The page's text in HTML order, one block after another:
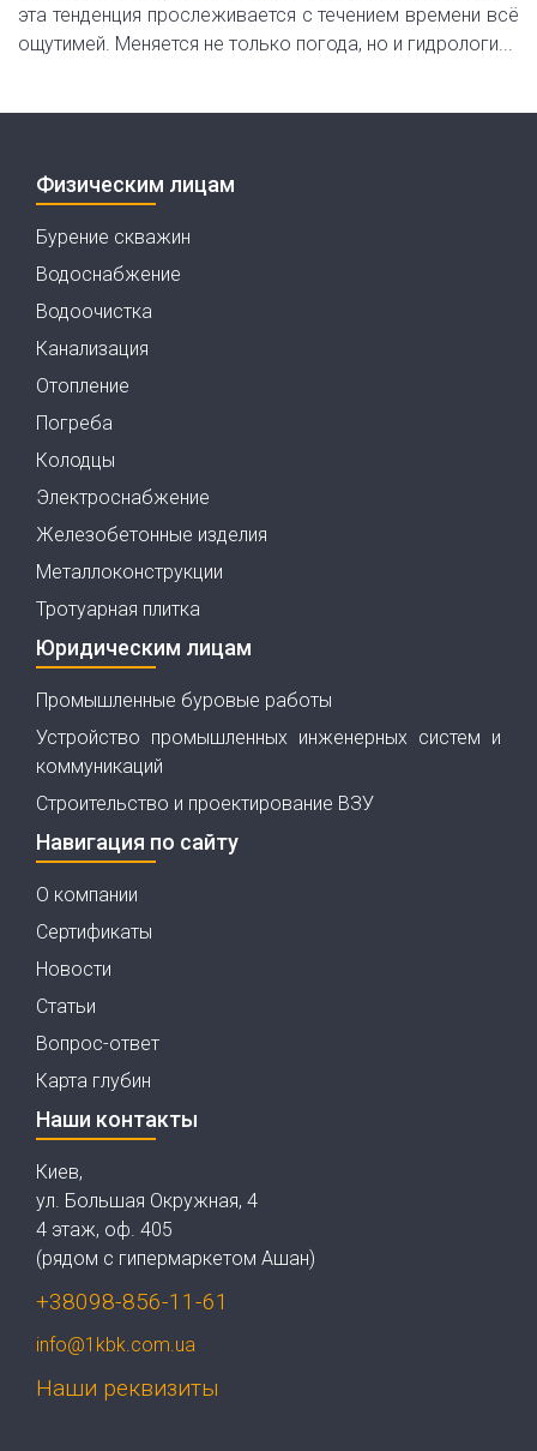
эта тенденция прослеживается с течением времени всё
ощутимей. Меняется не только погода, но и гидрологи...
Физическим лицам
Бурение скважин
Водоснабжение
Водоочистка
Канализация
Отопление
Погреба
Колодцы
Электроснабжение
Железобетонные изделия
Металлоконструкции
Тротуарная плитка
Юридическим лицам
Промышленные буровые работы
Устройство промышленных инженерных систем и
коммуникаций
Строительство и проектирование ВЗУ
Навигация по сайту
О компании
Сертификаты
Новости
Статьи
Вопрос-ответ
Карта глубин
Наши контакты
Киев,
ул. Большая Окружная, 4
4 этаж, оф. 405
(рядом с гипермаркетом Ашан)
+38098-856-11-61
info@1kbk.com.ua
Наши реквизиты